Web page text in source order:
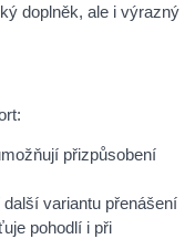
doplněk, ale i výrazný
přizpůsobení
další variantu přenášení
pohodlí i při